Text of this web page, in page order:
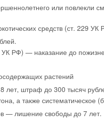
или повлекли
средств (ст. 229
УК РФ) — наказание до
растений
штраф до 300 тысяч
а также систематическое
— лишение свободы до 7 лет.